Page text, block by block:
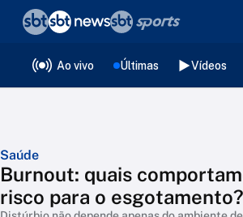
Ao vivo Últimas Vídeos
Saúde
Burnout: quais
risco para o esgotamento?
❮voltar
Editorias